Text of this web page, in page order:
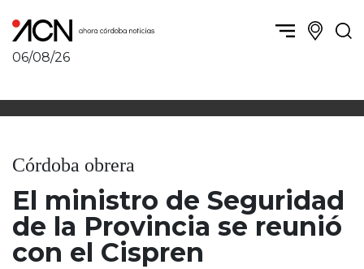
06/08/26
Política y Economía
Córdoba obrera
Córdoba, la Docta
Ambiente y sustentabilidad
Deportes
Córdoba diverse
Córdoba independiente
Córdoba, la ciudad
Villa María y zona
San Francisco y zona
Traslasierra
Punilla / Carlos Paz
Alta Gracia
Córdoba obrera
El ministro de Seguridad
de la Provincia se reunió
con el Cispren